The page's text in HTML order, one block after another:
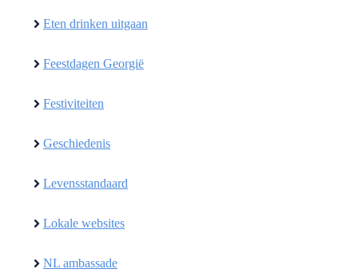
Eten drinken uitgaan
Feestdagen Georgië
Festiviteiten
Geschiedenis
Levensstandaard
Lokale websites
NL ambassade